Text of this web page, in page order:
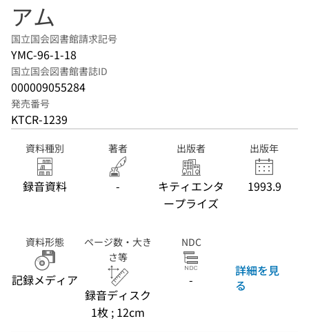
アム
国立国会図書館請求記号
YMC-96-1-18
国立国会図書館書誌ID
000009055284
発売番号
KTCR-1239
資料種別
録音資料
著者
-
出版者
キティエンタ
ープライズ
出版年
1993.9
資料形態
記録メディア
ページ数・大き
さ等
録音ディスク
1枚 ; 12cm
NDC
-
詳細を見
る